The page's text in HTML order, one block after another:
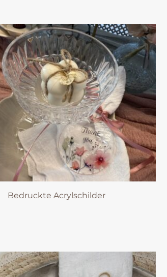
Bedruckte Acrylschilder